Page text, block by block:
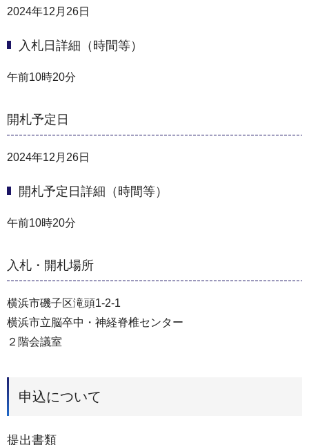
2024年12月26日
入札日詳細（時間等）
午前10時20分
開札予定日
2024年12月26日
開札予定日詳細（時間等）
午前10時20分
入札・開札場所
横浜市磯子区滝頭1-2-1
横浜市立脳卒中・神経脊椎センター
２階会議室
申込について
提出書類